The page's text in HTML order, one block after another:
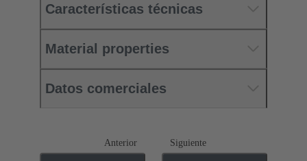
Características técnicas
Material properties
Datos comerciales
Anterior Siguiente